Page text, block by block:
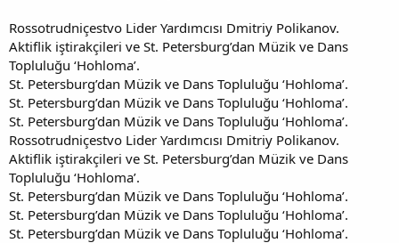
Rossotrudniçestvo Lider Yardımcısı Dmitriy Polikanov.
Aktiflik iştirakçileri ve St. Petersburg’dan Müzik ve Dans
Topluluğu ‘Hohloma’.
St. Petersburg’dan Müzik ve Dans Topluluğu ‘Hohloma’.
St. Petersburg’dan Müzik ve Dans Topluluğu ‘Hohloma’.
St. Petersburg’dan Müzik ve Dans Topluluğu ‘Hohloma’.
Rossotrudniçestvo Lider Yardımcısı Dmitriy Polikanov.
Aktiflik iştirakçileri ve St. Petersburg’dan Müzik ve Dans
Topluluğu ‘Hohloma’.
St. Petersburg’dan Müzik ve Dans Topluluğu ‘Hohloma’.
St. Petersburg’dan Müzik ve Dans Topluluğu ‘Hohloma’.
St. Petersburg’dan Müzik ve Dans Topluluğu ‘Hohloma’.